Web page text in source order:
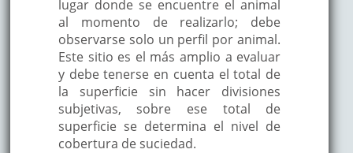
lugar donde se encuentre el animal
al momento de realizarlo; debe
observarse solo un perfil por animal.
Este sitio es el más amplio a evaluar
y debe tenerse en cuenta el total de
la superficie sin hacer divisiones
subjetivas, sobre ese total de
superficie se determina el nivel de
cobertura de suciedad.